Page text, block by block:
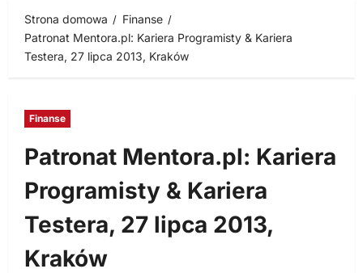
Strona domowa
Finanse
Patronat Mentora.pl: Kariera Programisty & Kariera
Testera, 27 lipca 2013, Kraków
Finanse
Patronat Mentora.pl: Kariera
Programisty & Kariera
Testera, 27 lipca 2013,
Kraków